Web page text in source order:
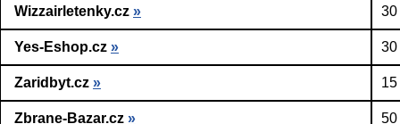
Wizzairletenky.cz » 30
Yes-Eshop.cz » 30
Zaridbyt.cz »
Zbrane-Bazar.cz » 50